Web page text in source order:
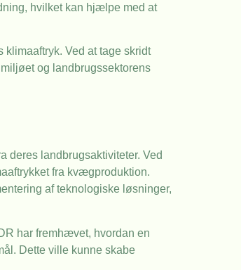
hvilket kan hjælpe med at
Ved at tage skridt
og landbrugssektorens
deres landbrugsaktiviteter. Ved
fra kvægproduktion.
af teknologiske løsninger,
har fremhævet, hvordan en
Dette ville kunne skabe